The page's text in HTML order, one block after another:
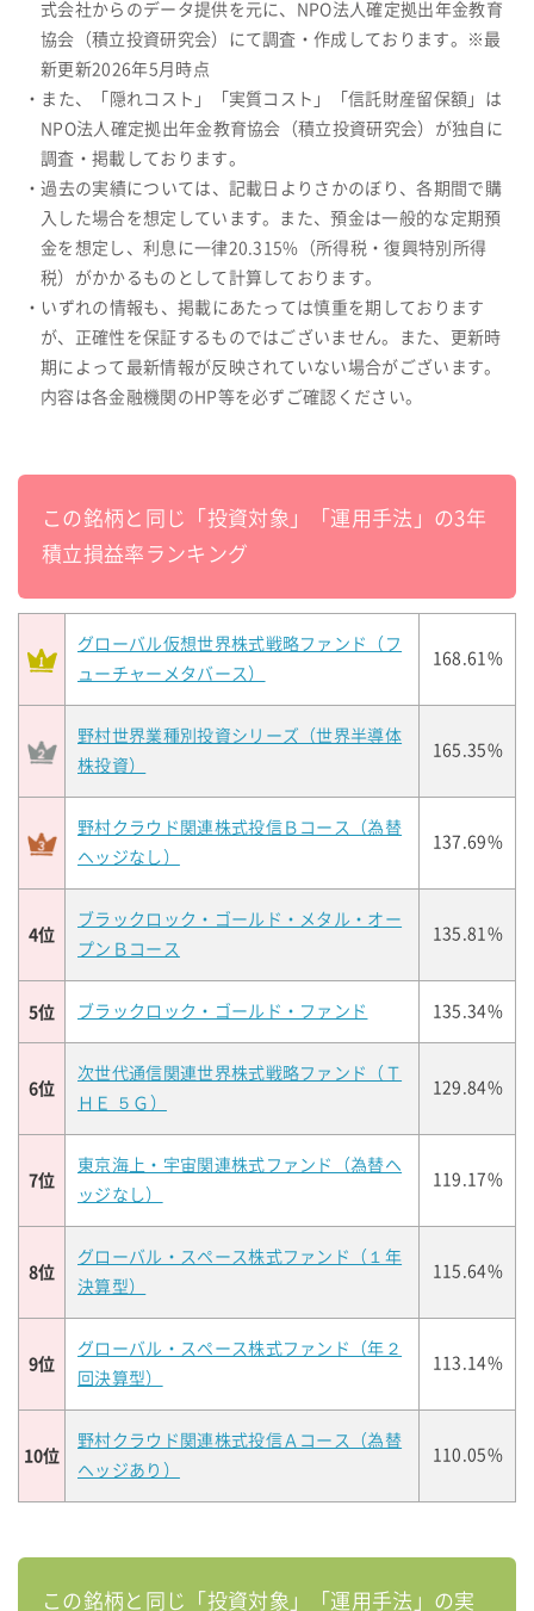
式会社からのデータ提供を元に、NPO法人確定拠出年金教育
協会（積立投資研究会）にて調査・作成しております。※最
新更新2026年5月時点
・また、「隠れコスト」「実質コスト」「信託財産留保額」は
NPO法人確定拠出年金教育協会（積立投資研究会）が独自に
調査・掲載しております。
・過去の実績については、記載日よりさかのぼり、各期間で購
入した場合を想定しています。また、預金は一般的な定期預
金を想定し、利息に一律20.315%（所得税・復興特別所得
税）がかかるものとして計算しております。
・いずれの情報も、掲載にあたっては慎重を期しております
が、正確性を保証するものではございません。また、更新時
期によって最新情報が反映されていない場合がございます。
内容は各金融機関のHP等を必ずご確認ください。
この銘柄と同じ「投資対象」「運用手法」の3年
積立損益率ランキング
グローバル仮想世界株式戦略ファンド（フ
ューチャーメタバース）
168.61%
野村世界業種別投資シリーズ（世界半導体
株投資）
165.35%
野村クラウド関連株式投信Ｂコース（為替
ヘッジなし）
137.69%
4位
ブラックロック・ゴールド・メタル・オー
プンＢコース
135.81%
5位 ブラックロック・ゴールド・ファンド 135.34%
6位
次世代通信関連世界株式戦略ファンド（Ｔ
ＨＥ ５Ｇ）
129.84%
7位
東京海上・宇宙関連株式ファンド（為替ヘ
ッジなし）
119.17%
8位
グローバル・スペース株式ファンド（１年
決算型）
115.64%
9位
グローバル・スペース株式ファンド（年２
回決算型）
113.14%
10位
野村クラウド関連株式投信Ａコース（為替
ヘッジあり）
110.05%
この銘柄と同じ「投資対象」「運用手法」の実